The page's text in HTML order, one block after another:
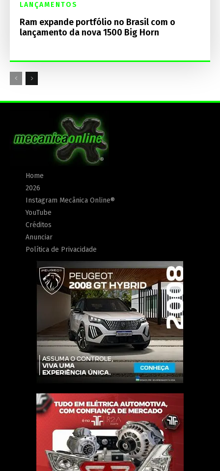
LANÇAMENTOS
Ram expande portfólio no Brasil com o
lançamento da nova 1500 Big Horn
Home
2026
Instagram Mecânica Online®
YouTube
Créditos
Anunciar
Política de Privacidade